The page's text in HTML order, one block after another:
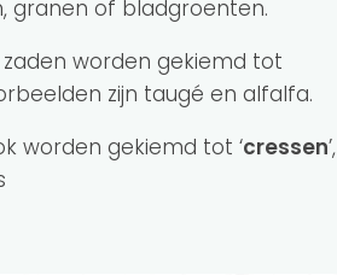
granen of bladgroenten.
worden gekiemd tot
zijn taugé en alfalfa.
worden gekiemd tot ‘cressen’,